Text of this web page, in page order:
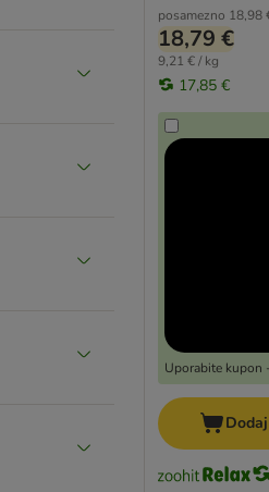
posamezno 18,98
18,79 €
9,21 € / kg
17,85 €
Uporabite kupon